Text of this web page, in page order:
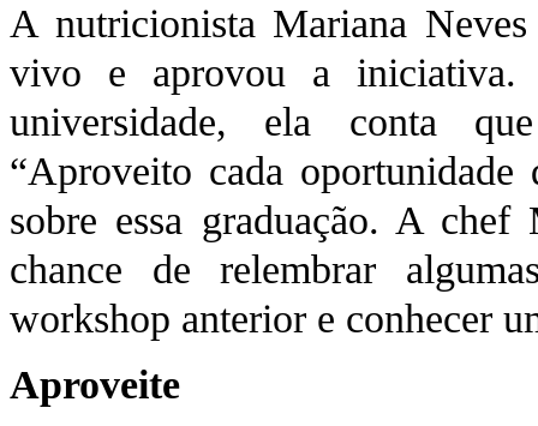
A nutricionista Mariana
vivo e aprovou a iniciativa.
universidade, ela conta
“Aproveito cada
sobre essa graduação. A
chance de relembrar
workshop anterior e conhecer
Aproveite